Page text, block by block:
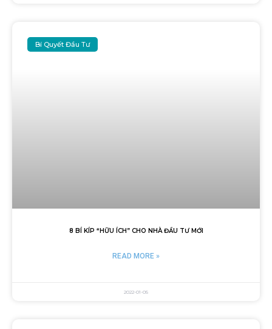
Bí Quyết Đầu Tư
8 BÍ KÍP “HỮU ÍCH” CHO NHÀ ĐẦU TƯ MỚI
READ MORE »
2022-01-05